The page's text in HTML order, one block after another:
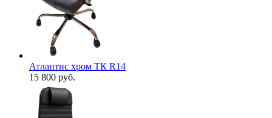
Атлантис хром ТК R14
15 800 руб.